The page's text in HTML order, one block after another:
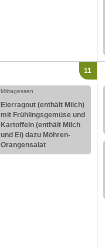
11
Mittagessen
Eierragout (enthält Milch)
mit Frühlingsgemüse und
Kartoffeln (enthält Milch
und Ei) dazu Möhren-
Orangensalat